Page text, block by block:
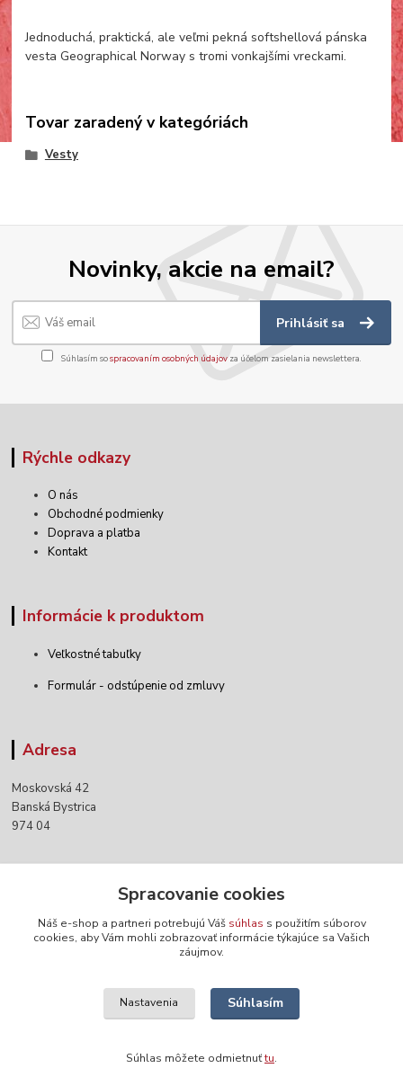
Jednoduchá, praktická, ale veľmi pekná softshellová pánska
vesta Geographical Norway s tromi vonkajšími vreckami.
Tovar zaradený v kategóriách
Vesty
Novinky, akcie na email?
Prihlásiť sa
Súhlasím sospracovaním osobných údajov za účelom zasielania newslettera.
Rýchle odkazy
O nás
Obchodné podmienky
Doprava a platba
Kontakt
Informácie k produktom
Veľkostné tabuľky
Formulár - odstúpenie od zmluvy
Adresa
Moskovská 42
Banská Bystrica
974 04
+421 903 152 158
Spracovanie cookies
Náš e-shop a partneri potrebujú Váš súhlas s použitím súborov
cookies, aby Vám mohli zobrazovať informácie týkajúce sa Vašich
záujmov.
Nastavenia Súhlasím
Súhlas môžete odmietnuťtu.